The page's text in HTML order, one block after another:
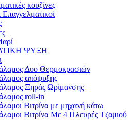
κουζίνες
ΨΥΞΗ
Δυο Θερμοκρασιών
απόψυξης
Ξηράς Ωρίμανσης
roll-in
Βιτρίνα με μηχανή κάτω
Βιτρίνα Με 4 Πλευρές Τζαμιού